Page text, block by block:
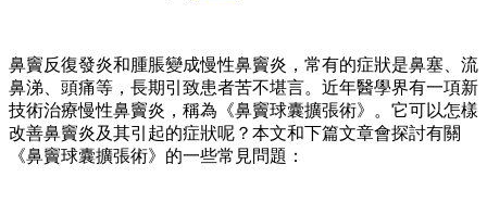
鼻竇反復發炎和腫脹變成慢性鼻竇炎，常有的症狀是鼻塞、流
鼻涕、頭痛等，長期引致患者苦不堪言。近年醫學界有一項新
技術治療慢性鼻竇炎，稱為《鼻竇球囊擴張術》。它可以怎樣
改善鼻竇炎及其引起的症狀呢？本文和下篇文章會探討有關
《鼻竇球囊擴張術》的一些常見問題：